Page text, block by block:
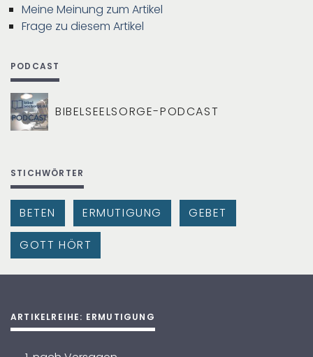
Meine Meinung zum Artikel
Frage zu diesem Artikel
PODCAST
BIBELSEELSORGE-PODCAST
STICHWÖRTER
BETEN ERMUTIGUNG
GEBET
GOTT HÖRT
ARTIKELREIHE: ERMUTIGUNG